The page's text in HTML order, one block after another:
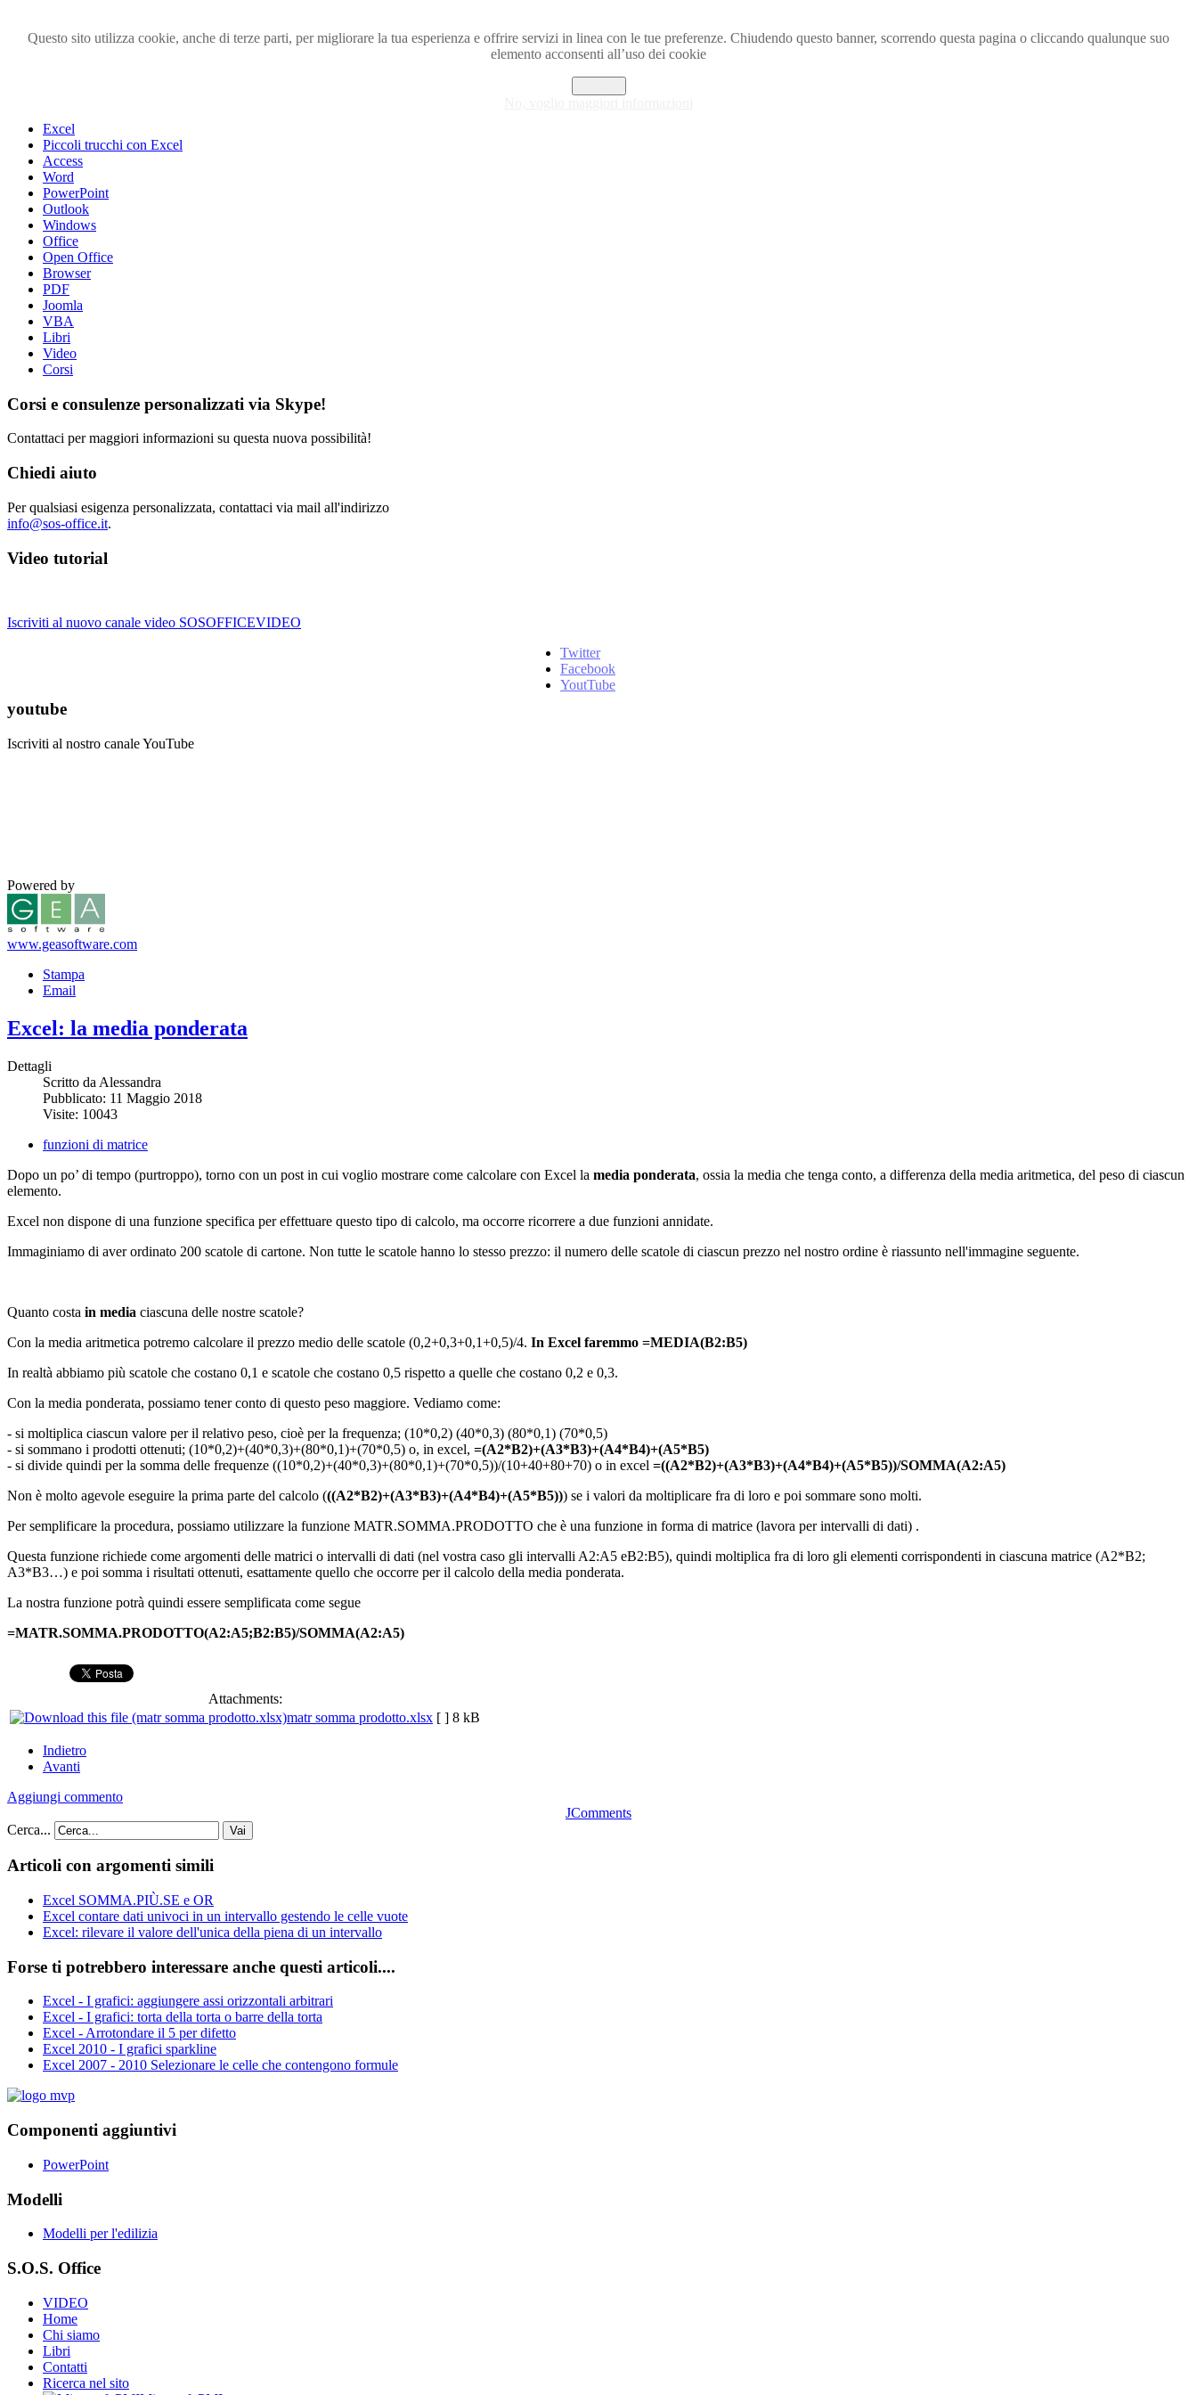
Questo sito utilizza cookie, anche di terze parti, per migliorare la tua esperienza e offrire servizi in linea con le tue preferenze. Chiudendo questo banner, scorrendo questa pagina o cliccando qualunque suo
elemento acconsenti all’uso dei cookie
Excel
Piccoli trucchi con Excel
Access
Word
PowerPoint
Outlook
Windows
Office
Open Office
Browser
PDF
Joomla
VBA
Libri
Video
Corsi
Corsi e consulenze personalizzati via Skype!
Contattaci per maggiori informazioni su questa nuova possibilità!
Chiedi aiuto
Per qualsiasi esigenza personalizzata, contattaci via mail all'indirizzo
info@sos-office.it.
Video tutorial
Iscriviti al nuovo canale video SOSOFFICEVIDEO
Twitter
Facebook
YoutTube
youtube
Iscriviti al nostro canale YouTube
Powered by
www.geasoftware.com
Stampa
Email
Excel: la media ponderata
Dettagli
Scritto da Alessandra
Pubblicato: 11 Maggio 2018
Visite: 10043
funzioni di matrice
Dopo un po’ di tempo (purtroppo), torno con un post in cui voglio mostrare come calcolare con Excel la media ponderata, ossia la media che tenga conto, a differenza della media aritmetica, del peso di ciascun
elemento.
Excel non dispone di una funzione specifica per effettuare questo tipo di calcolo, ma occorre ricorrere a due funzioni annidate.
Immaginiamo di aver ordinato 200 scatole di cartone. Non tutte le scatole hanno lo stesso prezzo: il numero delle scatole di ciascun prezzo nel nostro ordine è riassunto nell'immagine seguente.
Quanto costa in media ciascuna delle nostre scatole?
Con la media aritmetica potremo calcolare il prezzo medio delle scatole (0,2+0,3+0,1+0,5)/4. In Excel faremmo =MEDIA(B2:B5)
In realtà abbiamo più scatole che costano 0,1 e scatole che costano 0,5 rispetto a quelle che costano 0,2 e 0,3.
Con la media ponderata, possiamo tener conto di questo peso maggiore. Vediamo come:
- si moltiplica ciascun valore per il relativo peso, cioè per la frequenza; (10*0,2) (40*0,3) (80*0,1) (70*0,5)
- si sommano i prodotti ottenuti; (10*0,2)+(40*0,3)+(80*0,1)+(70*0,5) o, in excel, =(A2*B2)+(A3*B3)+(A4*B4)+(A5*B5)
- si divide quindi per la somma delle frequenze ((10*0,2)+(40*0,3)+(80*0,1)+(70*0,5))/(10+40+80+70) o in excel =((A2*B2)+(A3*B3)+(A4*B4)+(A5*B5))/SOMMA(A2:A5)
Non è molto agevole eseguire la prima parte del calcolo (((A2*B2)+(A3*B3)+(A4*B4)+(A5*B5))) se i valori da moltiplicare fra di loro e poi sommare sono molti.
Per semplificare la procedura, possiamo utilizzare la funzione MATR.SOMMA.PRODOTTO che è una funzione in forma di matrice (lavora per intervalli di dati) .
Questa funzione richiede come argomenti delle matrici o intervalli di dati (nel vostra caso gli intervalli A2:A5 eB2:B5), quindi moltiplica fra di loro gli elementi corrispondenti in ciascuna matrice (A2*B2;
A3*B3…) e poi somma i risultati ottenuti, esattamente quello che occorre per il calcolo della media ponderata.
La nostra funzione potrà quindi essere semplificata come segue
=MATR.SOMMA.PRODOTTO(A2:A5;B2:B5)/SOMMA(A2:A5)
Attachments:
matr somma prodotto.xlsx [ ] 8 kB
Indietro
Avanti
Aggiungi commento
JComments
Cerca...
Vai
Articoli con argomenti simili
Excel SOMMA.PIÙ.SE e OR
Excel contare dati univoci in un intervallo gestendo le celle vuote
Excel: rilevare il valore dell'unica della piena di un intervallo
Forse ti potrebbero interessare anche questi articoli....
Excel - I grafici: aggiungere assi orizzontali arbitrari
Excel - I grafici: torta della torta o barre della torta
Excel - Arrotondare il 5 per difetto
Excel 2010 - I grafici sparkline
Excel 2007 - 2010 Selezionare le celle che contengono formule
Componenti aggiuntivi
PowerPoint
Modelli
Modelli per l'edilizia
S.O.S. Office
VIDEO
Home
Chi siamo
Libri
Contatti
Ricerca nel sito